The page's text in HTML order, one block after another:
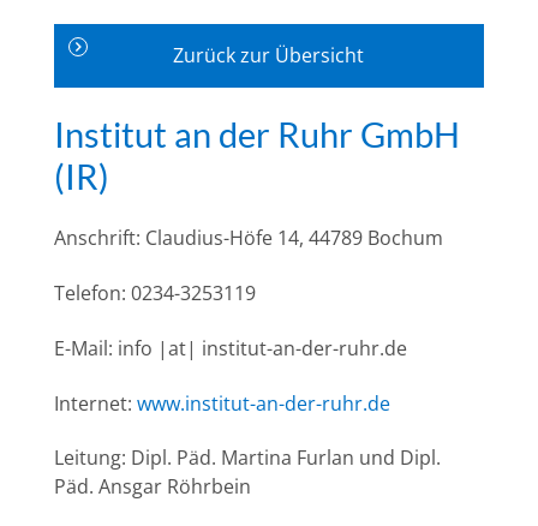
Zurück zur Übersicht
Institut an der Ruhr GmbH
(IR)
Anschrift: Claudius-Höfe 14, 44789 Bochum
Telefon: 0234-3253119
E-Mail: info |at| institut-an-der-ruhr.de
Internet:www.institut-an-der-ruhr.de
Leitung: Dipl. Päd. Martina Furlan und Dipl.
Päd. Ansgar Röhrbein